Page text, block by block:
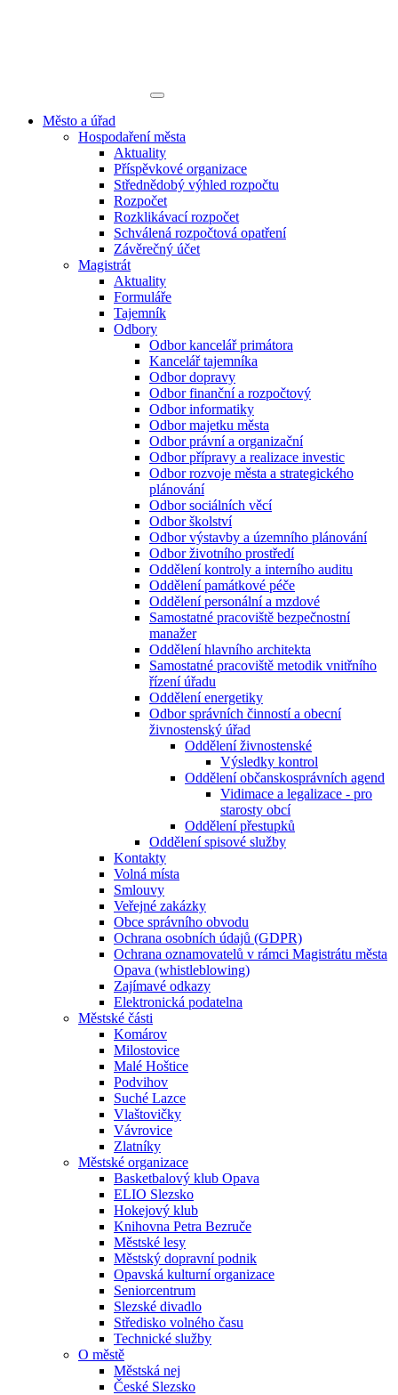
Město a úřad
Hospodaření města
Aktuality
Příspěvkové organizace
Střednědobý výhled rozpočtu
Rozpočet
Rozklikávací rozpočet
Schválená rozpočtová opatření
Závěrečný účet
Magistrát
Aktuality
Formuláře
Tajemník
Odbory
Odbor kancelář primátora
Kancelář tajemníka
Odbor dopravy
Odbor finanční a rozpočtový
Odbor informatiky
Odbor majetku města
Odbor právní a organizační
Odbor přípravy a realizace investic
Odbor rozvoje města a strategického
plánování
Odbor sociálních věcí
Odbor školství
Odbor výstavby a územního plánování
Odbor životního prostředí
Oddělení kontroly a interního auditu
Oddělení památkové péče
Oddělení personální a mzdové
Samostatné pracoviště bezpečnostní
manažer
Oddělení hlavního architekta
Samostatné pracoviště metodik vnitřního
řízení úřadu
Oddělení energetiky
Odbor správních činností a obecní
živnostenský úřad
Oddělení živnostenské
Výsledky kontrol
Oddělení občanskosprávních agend
Vidimace a legalizace - pro
starosty obcí
Oddělení přestupků
Oddělení spisové služby
Kontakty
Volná místa
Smlouvy
Veřejné zakázky
Obce správního obvodu
Ochrana osobních údajů (GDPR)
Ochrana oznamovatelů v rámci Magistrátu města
Opava (whistleblowing)
Zajímavé odkazy
Elektronická podatelna
Městské části
Komárov
Milostovice
Malé Hoštice
Podvihov
Suché Lazce
Vlaštovičky
Vávrovice
Zlatníky
Městské organizace
Basketbalový klub Opava
ELIO Slezsko
Hokejový klub
Knihovna Petra Bezruče
Městské lesy
Městský dopravní podnik
Opavská kulturní organizace
Seniorcentrum
Slezské divadlo
Středisko volného času
Technické služby
O městě
Městská nej
České Slezsko